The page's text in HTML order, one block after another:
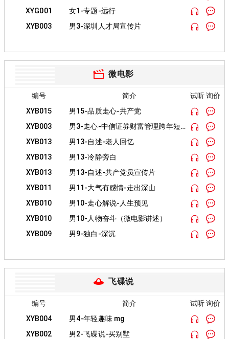
XYG001
女1-专题-远行
XYB003
男3-深圳人才局宣传片
微电影
试听 询价
编号
简介
XYB015
男15-品质走心-共产党
XYB003
男3-走心-中信证券财富管理跨年短片《如约》
XYB013
男13-自述-老人回忆
XYB013
男13-冷静旁白
XYB013
男13-自述-共产党员宣传片
XYB011
男11-大气有感情-走出深山
XYB010
男10-走心解说-人生预见
XYB010
男10-人物奋斗（微电影讲述）
XYB009
男9-独白-深沉
飞碟说
试听 询价
编号
简介
XYB004
男4-年轻趣味 mg
XYB002
男2-飞碟说-买别墅